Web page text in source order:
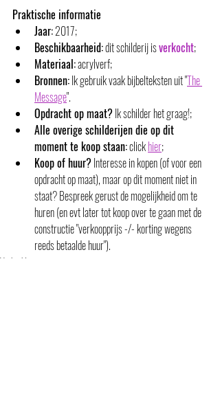
Praktische informatie
Jaar: 2017;
Beschikbaarheid: dit schilderij is verkocht;
Materiaal: acrylverf;
Bronnen: Ik gebruik vaak bijbelteksten uit "The
Message".
Opdracht op maat? Ik schilder het graag!;
Alle overige schilderijen die op dit
moment te koop staan: click hier;
Koop of huur? Interesse in kopen (of voor een
opdracht op maat), maar op dit moment niet in
staat? Bespreek gerust de mogelijkheid om te
huren (en evt later tot koop over te gaan met de
constructie "verkoopprijs -/- korting wegens
reeds betaalde huur").
Verkocht